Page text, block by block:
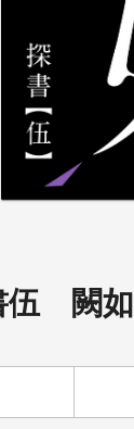
伍 闕如